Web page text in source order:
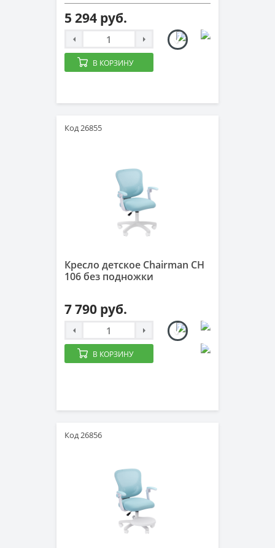
5 294 руб.
В КОРЗИНУ
Код 26855
Кресло детское Chairman CH
106 без подножки
7 790 руб.
В КОРЗИНУ
Код 26856